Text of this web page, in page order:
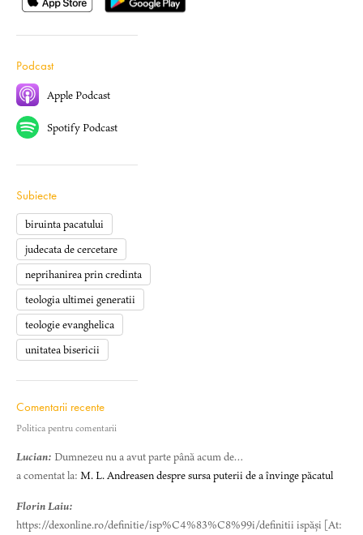
Podcast
Apple Podcast
Spotify Podcast
Subiecte
biruinta pacatului
judecata de cercetare
neprihanirea prin credinta
teologia ultimei generatii
teologie evanghelica
unitatea bisericii
Comentarii recente
Politica pentru comentarii
Lucian: Dumnezeu nu a avut parte până acum de…
a comentat la: M. L. Andreasen despre sursa puterii de a învinge păcatul
Florin Laiu:
https://dexonline.ro/definitie/isp%C4%83%C8%99i/definitii ispăși [At: